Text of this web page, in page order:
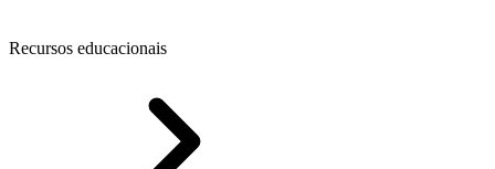
Recursos educacionais